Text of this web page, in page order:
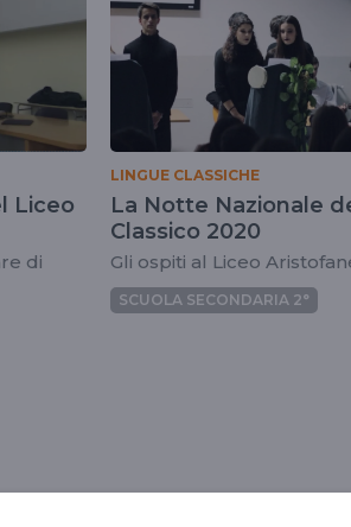
Liceo
di
LINGUE CLASSICHE
La Notte Nazionale
Classico 2020
Gli ospiti al Liceo
SCUOLA SECONDARIA 2°